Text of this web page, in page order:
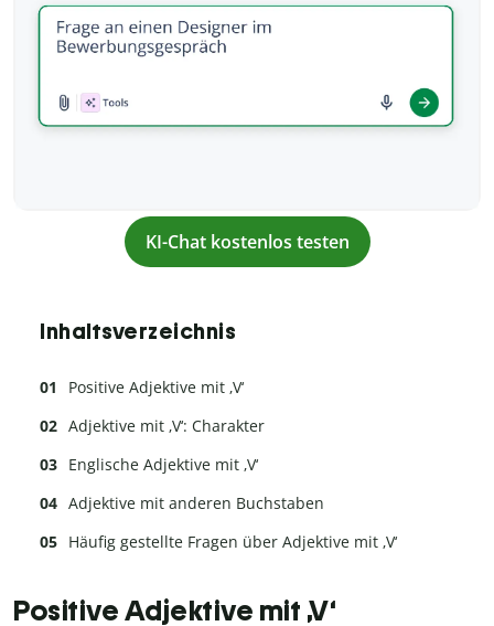
KI-Chat kostenlos testen
Inhaltsverzeichnis
Positive Adjektive mit ‚V‘
Adjektive mit ‚V‘: Charakter
Englische Adjektive mit ‚V‘
Adjektive mit anderen Buchstaben
Häufig gestellte Fragen über Adjektive mit ‚V‘
Positive Adjektive mit ‚V‘